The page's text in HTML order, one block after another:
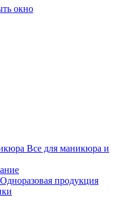
окно
Все для маникюра и
Одноразовая продукция